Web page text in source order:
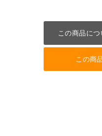
この商品に
この商